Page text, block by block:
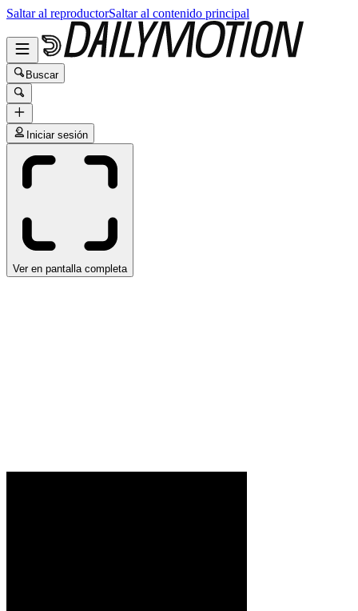
Saltar al reproductorSaltar al contenido principal
Buscar
Iniciar sesión
Ver en pantalla completa